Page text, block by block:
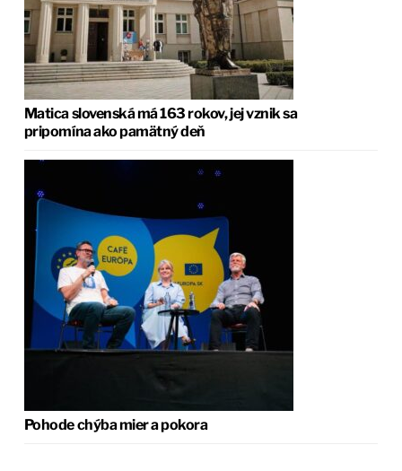
Matica slovenská má 163 rokov, jej vznik sa
pripomína ako pamätný deň
Pohode chýba mier a pokora